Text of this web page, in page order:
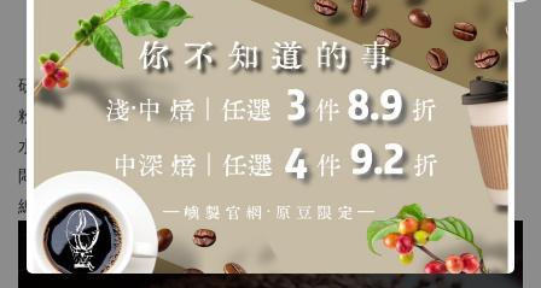
【沖煮建議】
研 磨 : 類似二號砂糖粗細
粉 水 比 : 1:15 ~ 18
水 溫 : 90 ~ 93度
悶蒸時間 : 30秒
總 時 間 : 以20g粉為例，大約2~3分